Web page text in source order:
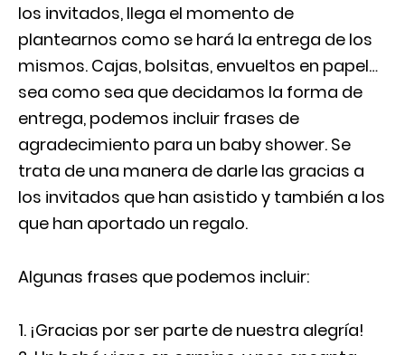
los invitados, llega el momento de
plantearnos como se hará la entrega de los
mismos. Cajas, bolsitas, envueltos en papel…
sea como sea que decidamos la forma de
entrega, podemos incluir frases de
agradecimiento para un baby shower. Se
trata de una manera de darle las gracias a
los invitados que han asistido y también a los
que han aportado un regalo.
Algunas frases que podemos incluir:
¡Gracias por ser parte de nuestra alegría!